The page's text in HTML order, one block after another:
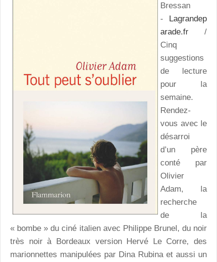
Bressan
- Lagrandep
arade.fr /
Cinq
suggestions
de lecture
pour la
semaine.
Rendez-
vous avec le
désarroi
d’un père
conté par
Olivier
Adam, la
recherche
de la
« bombe » du ciné italien avec Philippe Brunel, du noir
très noir à Bordeaux version Hervé Le Corre, des
marionnettes manipulées par Dina Rubina et aussi un